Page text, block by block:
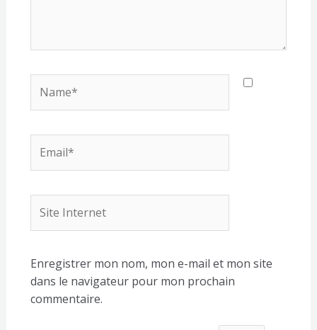
Internet
Enregistrer mon nom, mon e-mail et mon site
dans le navigateur pour mon prochain
commentaire.